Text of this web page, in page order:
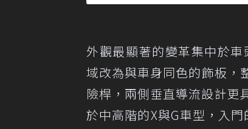
外觀最顯著的變革集中於
域改為與車身同色的飾板，
險桿，兩側垂直導流設計更
於中高階的X與G車型，入